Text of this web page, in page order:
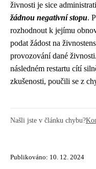
živnosti je sice
žádnou negativní stopu.
rozhodnout k jejímu
podat žádost na
provozování dané
následném restartu cítí
zkušenosti, poučili se z
Našli jste v článku chybu?
Publikováno: 10. 12. 2024